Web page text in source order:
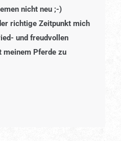
nicht neu ;-)
richtige Zeitpunkt mich
und freudvollen
meinem Pferde zu